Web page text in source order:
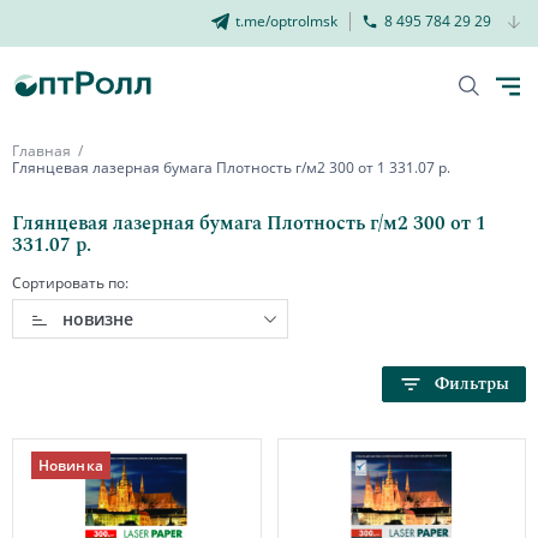
t.me/optrolmsk 8 495 784 29 29
Главная
Глянцевая лазерная бумага Плотность г/м2 300 от 1 331.07 р.
Глянцевая лазерная бумага Плотность г/м2 300 от 1
331.07 р.
Сортировать по:
новизне
Фильтры
Новинка